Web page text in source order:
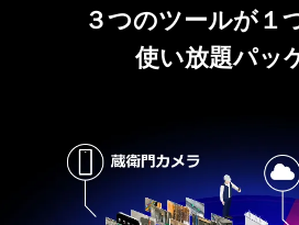
３つのツールが１
使い放題パッ